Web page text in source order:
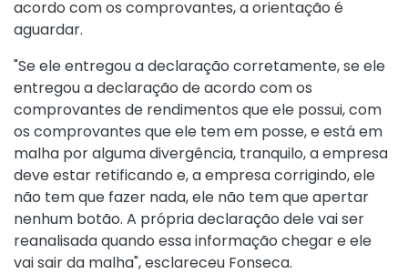
acordo com os comprovantes, a orientação é
aguardar.
"Se ele entregou a declaração corretamente, se ele
entregou a declaração de acordo com os
comprovantes de rendimentos que ele possui, com
os comprovantes que ele tem em posse, e está em
malha por alguma divergência, tranquilo, a empresa
deve estar retificando e, a empresa corrigindo, ele
não tem que fazer nada, ele não tem que apertar
nenhum botão. A própria declaração dele vai ser
reanalisada quando essa informação chegar e ele
vai sair da malha", esclareceu Fonseca.